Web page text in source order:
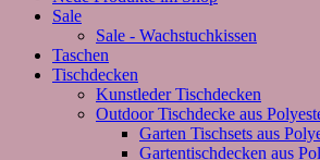
Sale
Sale - Wachstuchkissen
Taschen
Tischdecken
Kunstleder Tischdecken
Outdoor Tischdecke aus
Garten Tischsets aus
Gartentischdecken aus